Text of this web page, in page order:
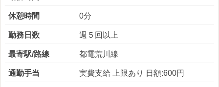
休憩時間 0分
勤務日数 週５回以上
最寄駅/路線 都電荒川線
通勤手当 実費支給 上限あり 日額:600円